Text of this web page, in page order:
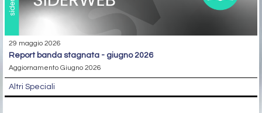
29 maggio 2026
report banda stagnata - giugno 2026
Aggiornamento Giugno 2026
Altri Speciali